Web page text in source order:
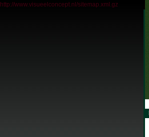
http://www.visueelconcept.nl/sitemap.xml.gz